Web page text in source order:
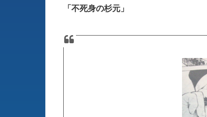
「不死身の杉元」